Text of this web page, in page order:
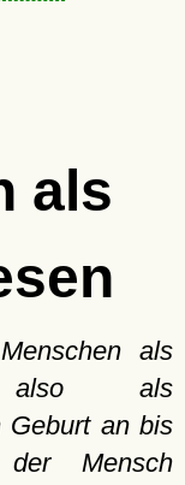
als
als
als
Geburt an bis
Mensch